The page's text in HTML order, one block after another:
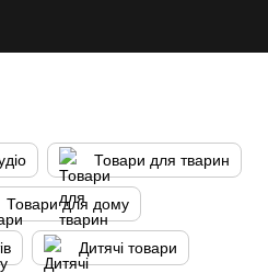
Товари для тварин
Товари для дому
Дитячі товари